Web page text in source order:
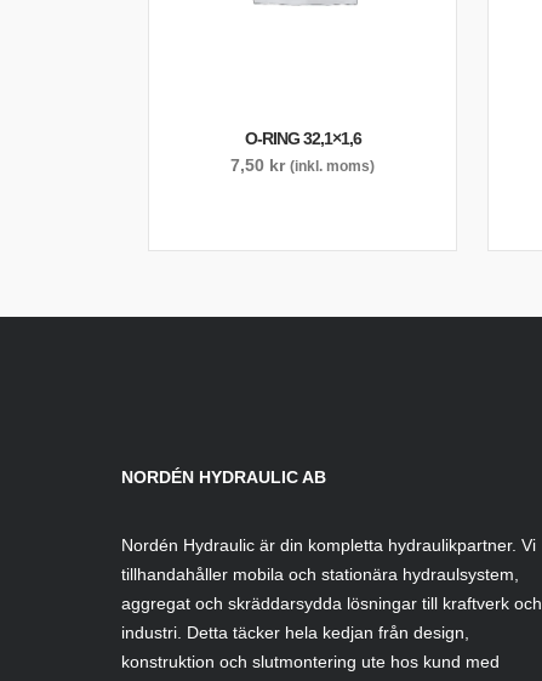
O-RING 32,1×1,6
7,50 kr (inkl. moms)
NORDÉN HYDRAULIC AB
Nordén Hydraulic är din kompletta hydraulikpartner. Vi
tillhandahåller mobila och stationära hydraulsystem,
aggregat och skräddarsydda lösningar till kraftverk och
industri. Detta täcker hela kedjan från design,
konstruktion och slutmontering ute hos kund med